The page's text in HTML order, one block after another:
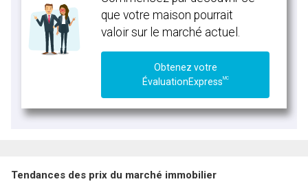
que votre maison pourrait
valoir sur le marché actuel.
Obtenez votre
ÉvaluationExpressMC
Tendances des prix du marché immobilier